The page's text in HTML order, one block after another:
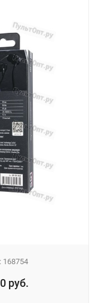
168754
руб.